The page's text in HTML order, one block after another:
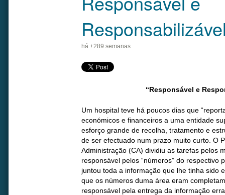
há +289 semanas
“Responsável e
Um hospital teve há poucos dias que
económicos e financeiros a uma entidade
esforço grande de recolha, tratamento e
de ser efectuado num prazo muito curto. O
Administração (CA) dividiu as tarefas pelos
responsável pelos “números” do respectivo
juntou toda a informação que lhe tinha sido
que os números duma área eram
responsável pela entrega da informação